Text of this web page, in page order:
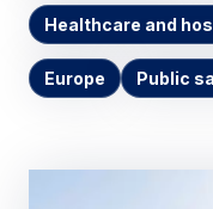
Healthcare and
Europe Public